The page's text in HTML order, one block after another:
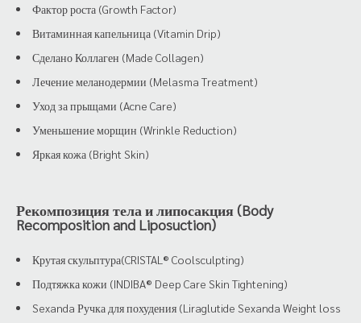
Фактор роста (Growth Factor)
Витаминная капельница (Vitamin Drip)
Сделано Коллаген (Made Collagen)
Лечение меланодермии (Melasma Treatment)
Уход за прыщами (Acne Care)
Уменьшение морщин (Wrinkle Reduction)
Яркая кожа (Bright Skin)
Рекомпозиция тела и липосакция (Body
Recomposition and Liposuction)
Крутая скульптура(CRISTAL® Coolsculpting)
Подтяжка кожи (INDIBA® Deep Care Skin Tightening)
Sexanda Ручка для похудения (Liraglutide Sexanda Weight loss